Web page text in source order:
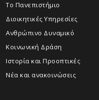
Το Πανεπιστήμιο
Διοικητικές Υπηρεσίες
Ανθρώπινο Δυναμικό
Κοινωνική Δράση
Ιστορία και Προοπτικές
Νέα και ανακοινώσεις